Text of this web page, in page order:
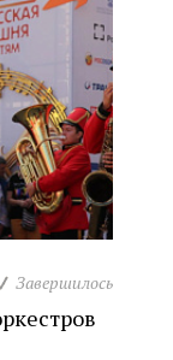
Завершилось